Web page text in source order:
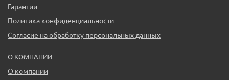
Гарантии
Политика конфиденциальности
Согласие на обработку персональных данных
О КОМПАНИИ
О компании